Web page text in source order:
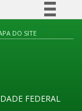
DO SITE
FEDERAL